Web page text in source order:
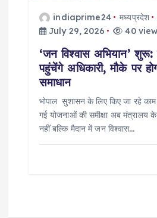
indiaprime24
मध्यप्रदेश
July 29, 2026
40
‘जन विश्वास अभियान’
पहुंचेंगे अधिकारी, मौके पर
समाधान
भोपाल सुशासन के लिए किए जा रहे
गई योजनाओं की समीक्षा अब मंत्रालय
नहीं बल्कि मैदान में जन विश्वास…